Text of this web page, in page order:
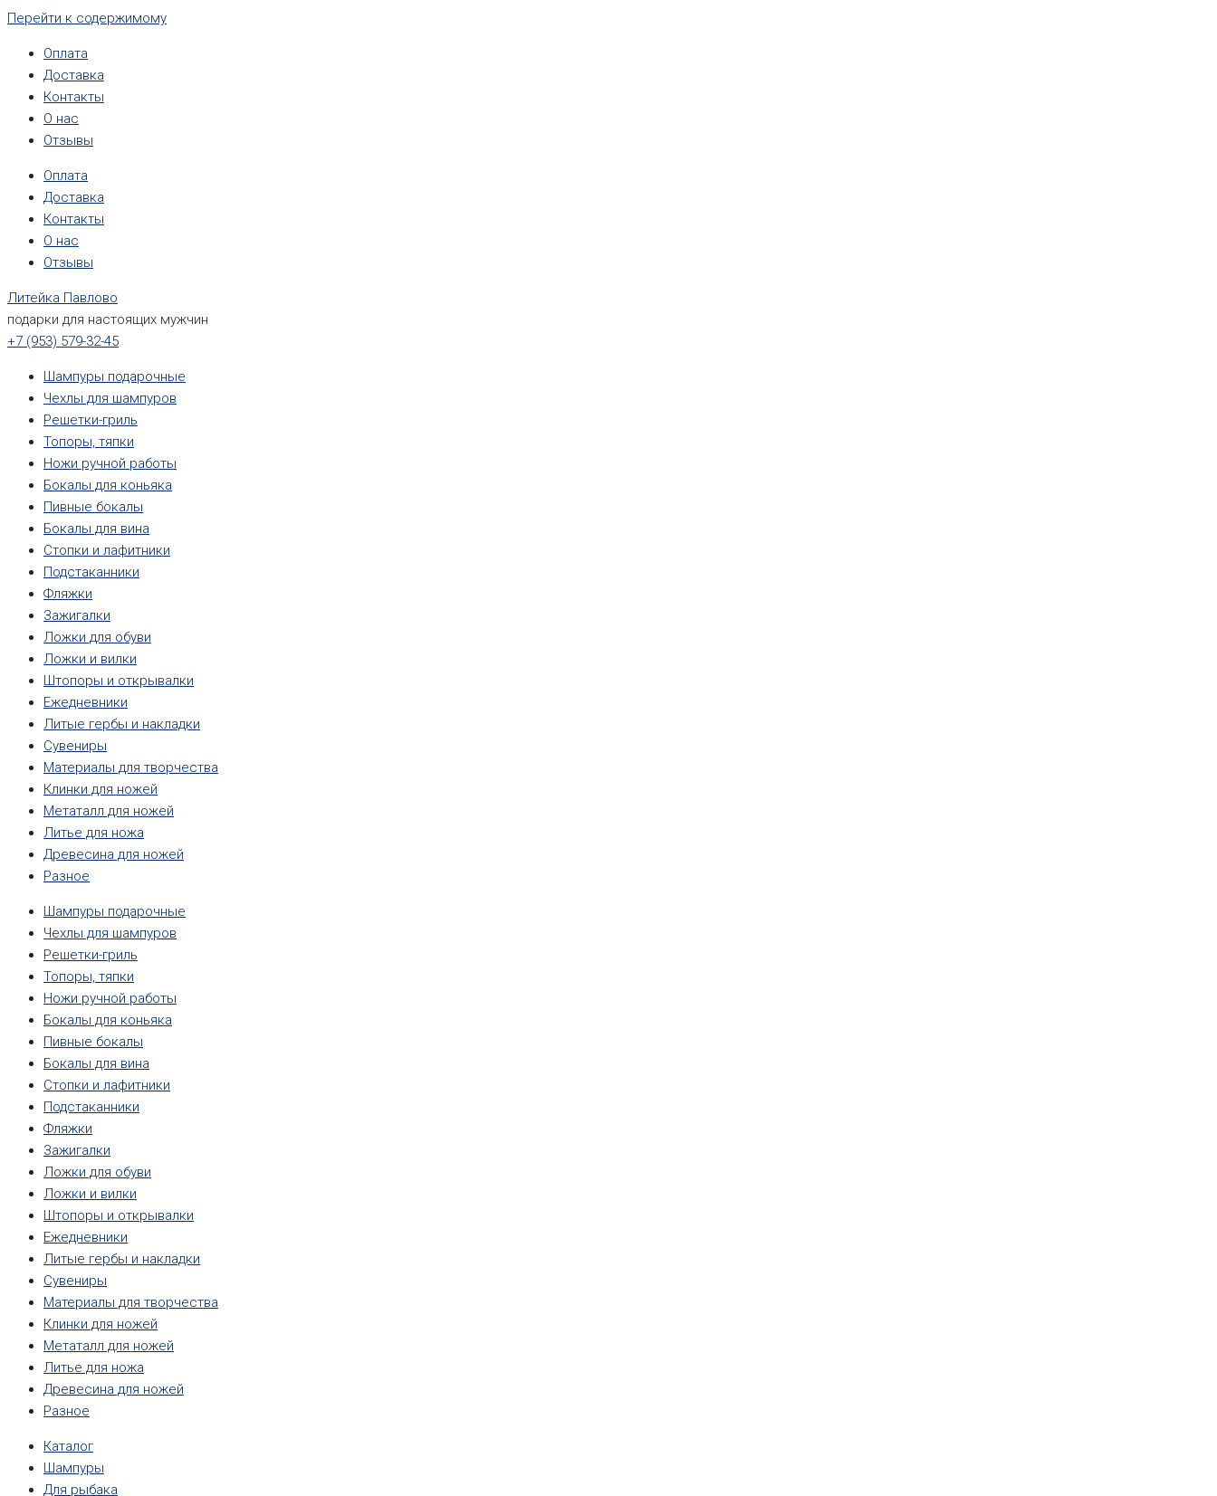
Перейти к содержимому
Оплата
Доставка
Контакты
О нас
Отзывы
Оплата
Доставка
Контакты
О нас
Отзывы
Литейка Павлово
подарки для настоящих мужчин
+7 (953) 579-32-45
Шампуры подарочные
Чехлы для шампуров
Решетки-гриль
Топоры, тяпки
Ножи ручной работы
Бокалы для коньяка
Пивные бокалы
Бокалы для вина
Стопки и лафитники
Подстаканники
Фляжки
Зажигалки
Ложки для обуви
Ложки и вилки
Штопоры и открывалки
Ежедневники
Литые гербы и накладки
Сувениры
Материалы для творчества
Клинки для ножей
Метаталл для ножей
Литье для ножа
Древесина для ножей
Разное
Шампуры подарочные
Чехлы для шампуров
Решетки-гриль
Топоры, тяпки
Ножи ручной работы
Бокалы для коньяка
Пивные бокалы
Бокалы для вина
Стопки и лафитники
Подстаканники
Фляжки
Зажигалки
Ложки для обуви
Ложки и вилки
Штопоры и открывалки
Ежедневники
Литые гербы и накладки
Сувениры
Материалы для творчества
Клинки для ножей
Метаталл для ножей
Литье для ножа
Древесина для ножей
Разное
Каталог
Шампуры
Для рыбака